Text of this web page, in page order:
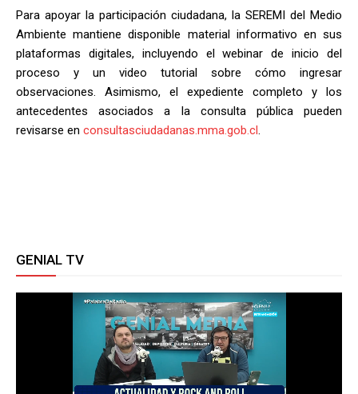
Para apoyar la participación ciudadana, la SEREMI del Medio
Ambiente mantiene disponible material informativo en sus
plataformas digitales, incluyendo el webinar de inicio del
proceso y un video tutorial sobre cómo ingresar
observaciones. Asimismo, el expediente completo y los
antecedentes asociados a la consulta pública pueden
revisarse en consultasciudadanas.mma.gob.cl.
GENIAL TV